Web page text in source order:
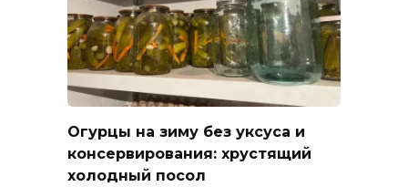
Огурцы на зиму без уксуса и
консервирования: хрустящий
холодный посол